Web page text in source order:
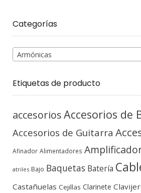
Categorías
Armónicas
Etiquetas de producto
accesoriosAccesorios de
Accesorios de Guitarra
Afinador Alimentadores
atriles Bajo Baquetas Batería
Castañuelas Cejillas Clarinete